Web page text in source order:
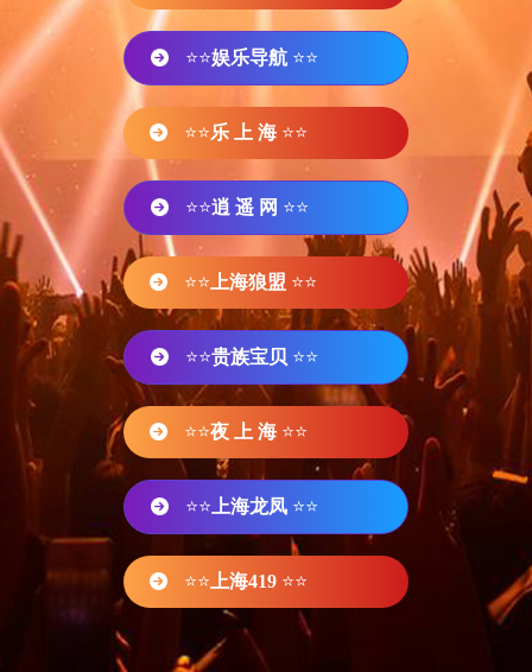
⭐⭐娱乐导航 ⭐⭐
⭐⭐乐 上 海 ⭐⭐
⭐⭐逍 遥 网 ⭐⭐
⭐⭐ 上海狼盟 ⭐⭐
⭐⭐贵族宝贝 ⭐⭐
⭐⭐夜 上 海 ⭐⭐
⭐⭐ 上海龙凤 ⭐⭐
⭐⭐ 上海419 ⭐⭐